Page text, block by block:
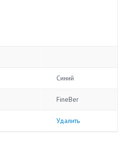
Синий
FineBer
Удалить